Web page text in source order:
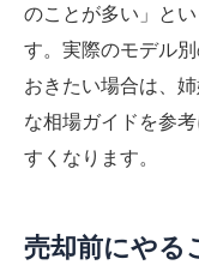
のことが多い」と
す。実際のモデル
おきたい場合は、
な相場ガイドを参
すくなります。
売却前にやる